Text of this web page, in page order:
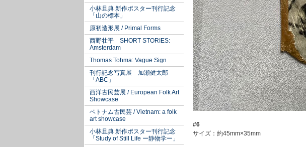
小林且典 新作ポスター刊行記念
「山の標本」
原初造形展 / Primal Forms
西野壮平 SHORT STORIES:
Amsterdam
Thomas Tohma: Vague Sign
刊行記念写真展 加瀬健太郎
「ABC」
西洋古民芸展 / European Folk Art
Showcase
ベトナム古民芸 / Vietnam: a folk
art showcase
小林且典 新作ポスター刊行記念
「Study of Still Life ー静物学ー」
#6
サイズ：約45mm×35mm